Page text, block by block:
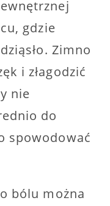
gdzie
Zimno
i złagodzić
nie
do
spowodować
bólu można